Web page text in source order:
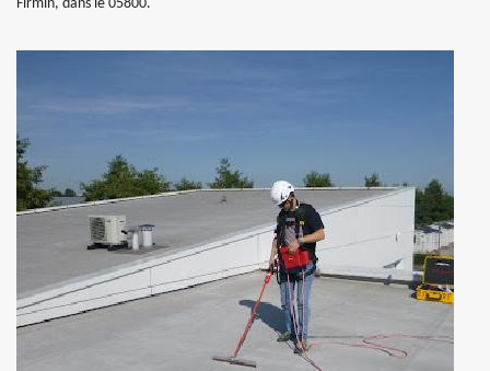
Firmin, dans le 05800.